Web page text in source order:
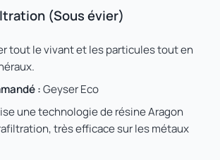
(Sous évier)
tout le vivant et les particules tout en
:Geyser Eco
une technologie de résine Aragon
très efficace sur les métaux